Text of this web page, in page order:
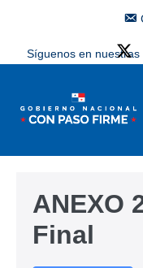
Síguenos en nuestras
ANEXO
Final